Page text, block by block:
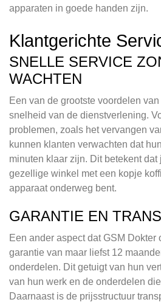
apparaten in goede handen zijn.
Klantgerichte
SNELLE SERVICE
WACHTEN
Een van de grootste voordelen
snelheid van de dienstverlening.
problemen, zoals het vervangen
kunnen klanten verwachten dat
minuten klaar zijn. Dit betekent
gezellige winkel met een kopje
apparaat onderweg bent.
GARANTIE EN
Een ander aspect dat GSM Dokter
garantie van maar liefst 12
onderdelen. Dit getuigt van hun
van hun werk en de onderdelen
Daarnaast is de prijsstructuur